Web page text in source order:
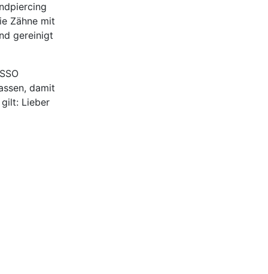
Zähne mit
gereinigt
damit
Lieber